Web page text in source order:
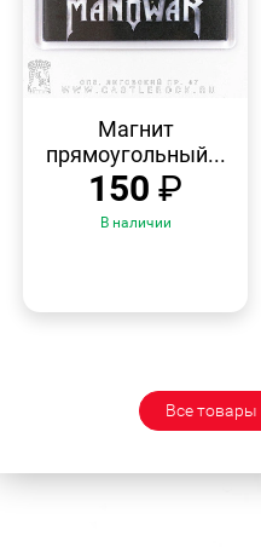
ПРОСМОТР
Магнит
прямоугольный...
150 ₽
В наличии
Все товары